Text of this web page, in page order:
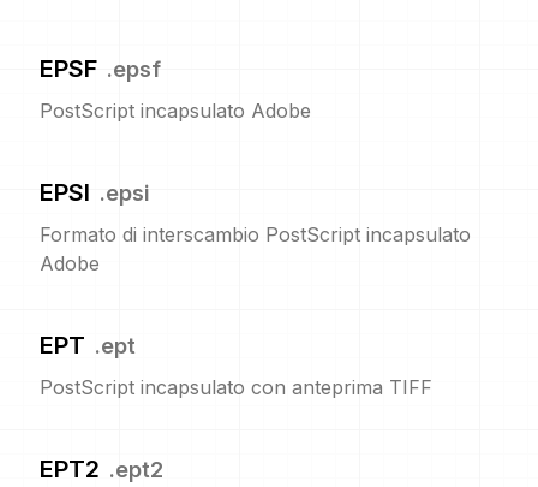
EPSF .epsf
PostScript incapsulato Adobe
EPSI .epsi
Formato di interscambio PostScript incapsulato
Adobe
EPT .ept
PostScript incapsulato con anteprima TIFF
EPT2 .ept2